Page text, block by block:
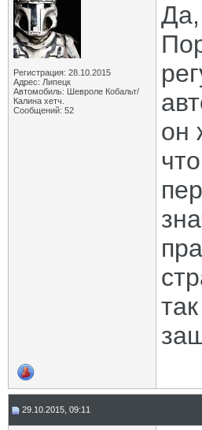
Регистрация: 28.10.2015
Адрес: Липецк
Автомобиль: Шевроле Кобальт/
Калина хетч.
Сообщений: 52
он
29.10.2015, 09:11